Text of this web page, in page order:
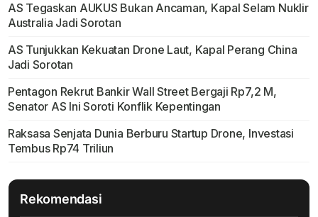
AS Tegaskan AUKUS Bukan Ancaman, Kapal Selam Nuklir
Australia Jadi Sorotan
AS Tunjukkan Kekuatan Drone Laut, Kapal Perang China
Jadi Sorotan
Pentagon Rekrut Bankir Wall Street Bergaji Rp7,2 M,
Senator AS Ini Soroti Konflik Kepentingan
Raksasa Senjata Dunia Berburu Startup Drone, Investasi
Tembus Rp74 Triliun
Rekomendasi